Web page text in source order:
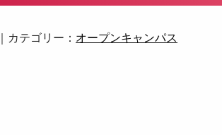
カテゴリー： オープンキャンパス